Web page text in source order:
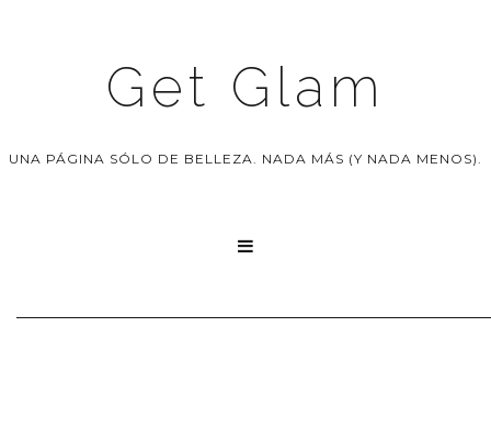
Get Glam
UNA PÁGINA SÓLO DE BELLEZA. NADA MÁS (Y NADA MENOS).
